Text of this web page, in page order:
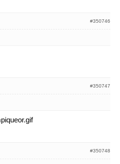
#350746
#350747
#350748